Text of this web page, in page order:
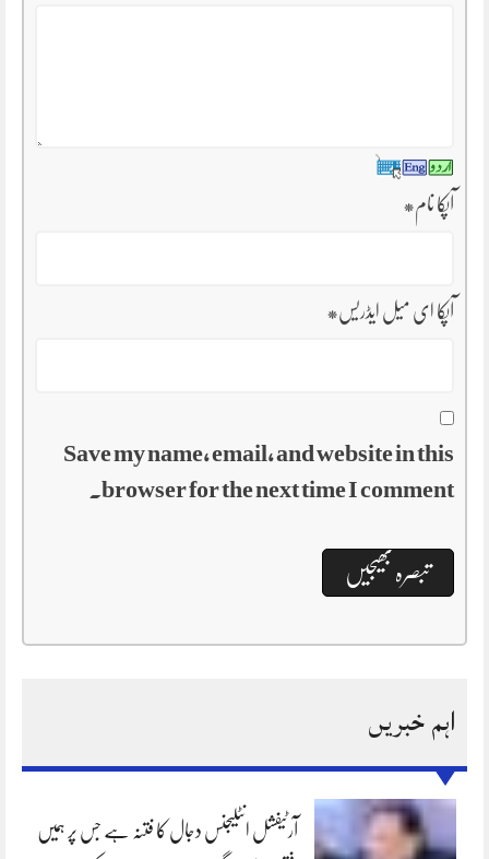
آپکا نام*
آپکا ای میل ایڈریس*
Save my name, email, and website in this
browser for the next time I comment.
اہم خبریں
آرٹیفشل انٹلیجنس دجال کا فتنہ ہے جس پر ہمیں